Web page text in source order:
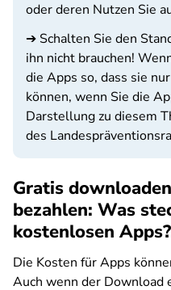
oder deren Nutzen Sie
➔ Schalten Sie den
ihn nicht brauchen!
die Apps so, dass sie
können, wenn Sie die
Darstellung zu diesem
des
Gratis
bezahlen: Was
kostenlosen Apps?
Die Kosten für Apps
Auch wenn der